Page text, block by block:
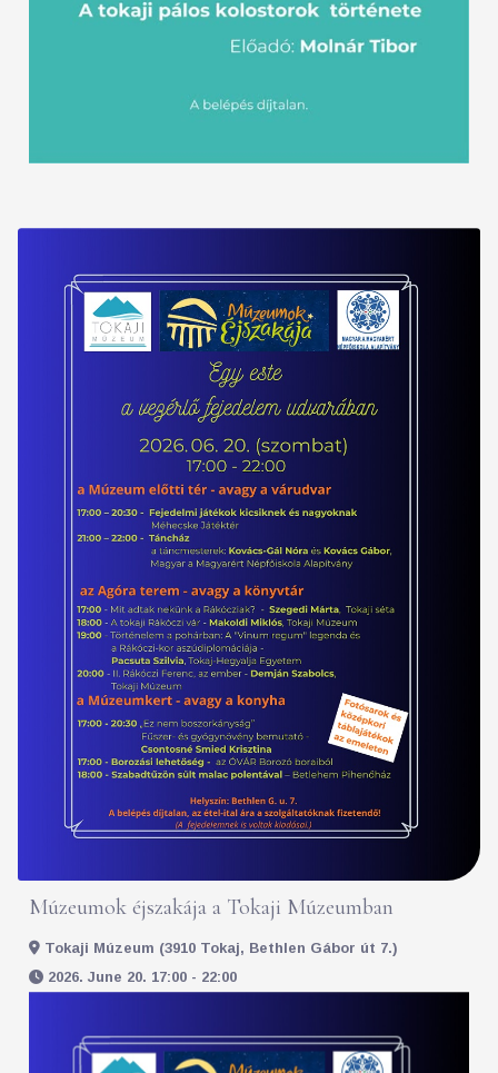
Múzeumok éjszakája a Tokaji Múzeumban
Tokaji Múzeum (3910 Tokaj, Bethlen Gábor út 7.)
2026. June 20. 17:00 - 22:00